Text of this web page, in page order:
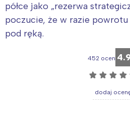
półce jako „rezerwa
poczucie, że w razie
pod ręką.
452 ocen
☆ ☆ ☆ ☆
dodaj